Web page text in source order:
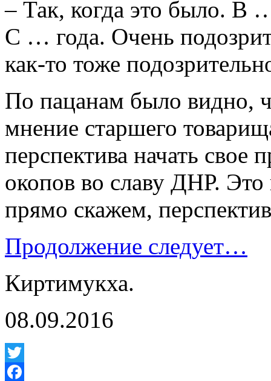
– Так, когда это было. В
С … года. Очень
как-то тоже
По пацанам было видно,
мнение старшего
перспектива начать свое
окопов во славу ДНР.
прямо скажем,
Продолжение следует…
Киртимукха.
08.09.2016
Twitter